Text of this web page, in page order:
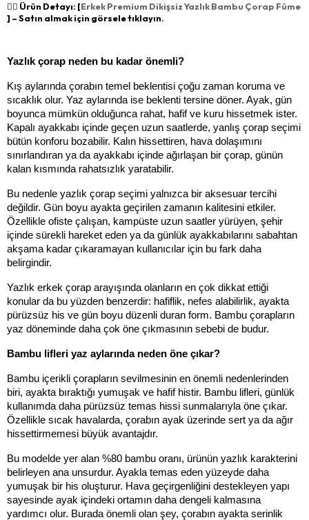
👉🏻 Ürün Detayı: [Erkek Premium Dikişsiz Yazlık Bambu Çorap Füme
] – Satın almak için görsele tıklayın.
Yazlık çorap neden bu kadar önemli?
Kış aylarında çorabın temel beklentisi çoğu zaman koruma ve
sıcaklık olur. Yaz aylarında ise beklenti tersine döner. Ayak, gün
boyunca mümkün olduğunca rahat, hafif ve kuru hissetmek ister.
Kapalı ayakkabı içinde geçen uzun saatlerde, yanlış çorap seçimi
bütün konforu bozabilir. Kalın hissettiren, hava dolaşımını
sınırlandıran ya da ayakkabı içinde ağırlaşan bir çorap, günün
kalan kısmında rahatsızlık yaratabilir.
Bu nedenle yazlık çorap seçimi yalnızca bir aksesuar tercihi
değildir. Gün boyu ayakta geçirilen zamanın kalitesini etkiler.
Özellikle ofiste çalışan, kampüste uzun saatler yürüyen, şehir
içinde sürekli hareket eden ya da günlük ayakkabılarını sabahtan
akşama kadar çıkaramayan kullanıcılar için bu fark daha
belirgindir.
Yazlık erkek çorap arayışında olanların en çok dikkat ettiği
konular da bu yüzden benzerdir: hafiflik, nefes alabilirlik, ayakta
pürüzsüz his ve gün boyu düzenli duran form. Bambu çorapların
yaz döneminde daha çok öne çıkmasının sebebi de budur.
Bambu lifleri yaz aylarında neden öne çıkar?
Bambu içerikli çorapların sevilmesinin en önemli nedenlerinden
biri, ayakta bıraktığı yumuşak ve hafif histir. Bambu lifleri, günlük
kullanımda daha pürüzsüz temas hissi sunmalarıyla öne çıkar.
Özellikle sıcak havalarda, çorabın ayak üzerinde sert ya da ağır
hissettirmemesi büyük avantajdır.
Bu modelde yer alan %80 bambu oranı, ürünün yazlık karakterini
belirleyen ana unsurdur. Ayakla temas eden yüzeyde daha
yumuşak bir his oluşturur. Hava geçirgenliğini destekleyen yapı
sayesinde ayak içindeki ortamın daha dengeli kalmasına
yardımcı olur. Burada önemli olan şey, çorabın ayakta serinlik